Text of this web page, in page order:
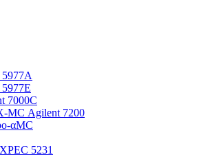
5977А
7000C
МС Agilent 7200
αМС
5231